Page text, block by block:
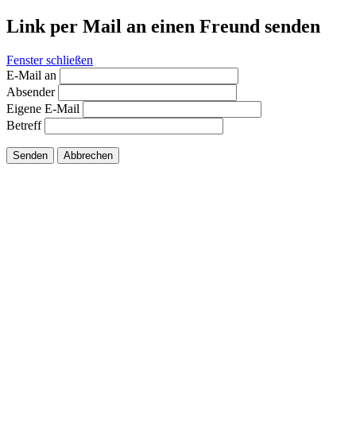
Link per Mail an einen Freund senden
Fenster schließen
E-Mail an
Absender
Eigene E-Mail
Betreff
Senden Abbrechen